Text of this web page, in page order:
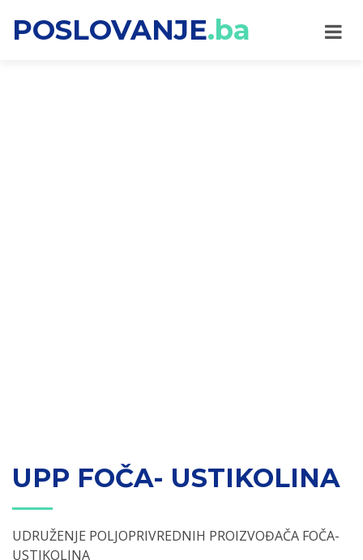
POSLOVANJE.ba
UPP FOČA- USTIKOLINA
UDRUŽENJE POLJOPRIVREDNIH PROIZVOĐAČA FOČA-
USTIKOLINA